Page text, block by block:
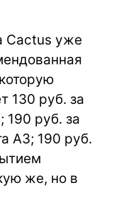
Cactus уже
130 руб. за
190 руб. за
А3; 190 руб.
же, но в